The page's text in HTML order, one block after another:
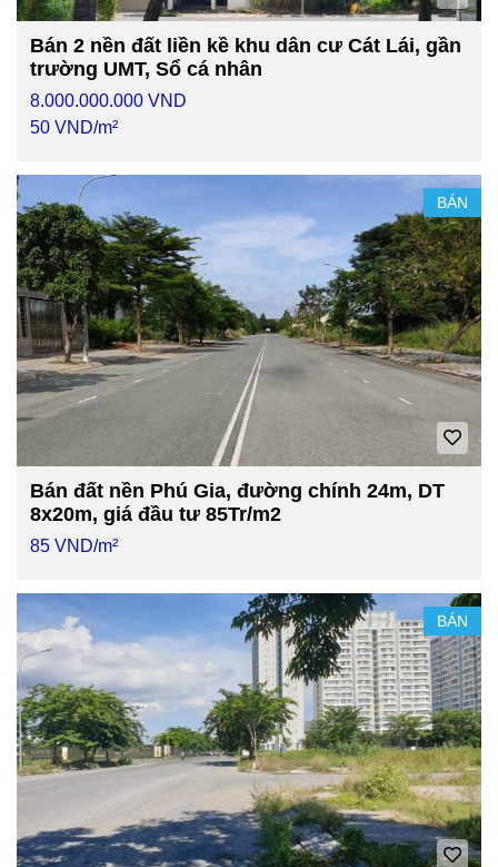
Bán 2 nền đất liền kề khu dân cư Cát Lái, gần
trường UMT, Sổ cá nhân
8.000.000.000 VND
50 VND/m²
BÁN
Bán đất nền Phú Gia, đường chính 24m, DT
8x20m, giá đầu tư 85Tr/m2
85 VND/m²
BÁN